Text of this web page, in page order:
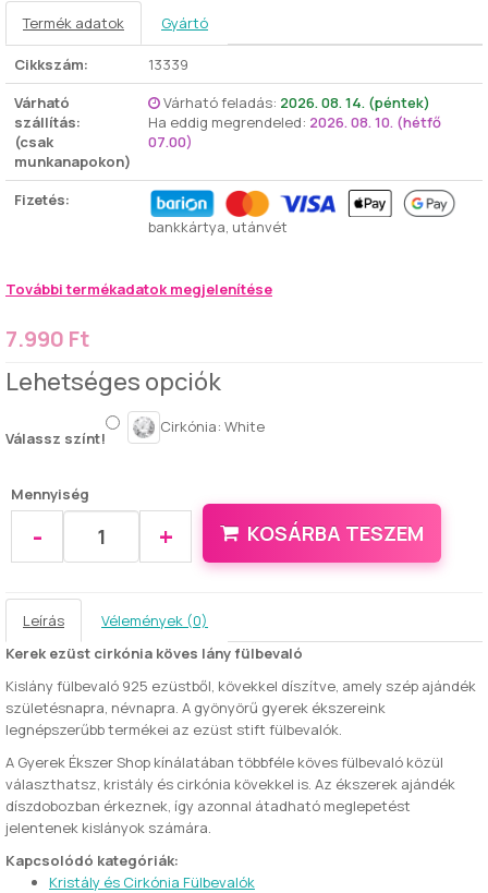
Termék adatok Gyártó
Cikkszám:
13339
Várható
szállítás:
(csak
munkanapokon)
Várható feladás: 2026. 08. 14. (péntek)
Ha eddig megrendeled: 2026. 08. 10. (hétfő
07.00)
Fizetés:
bankkártya, utánvét
További termékadatok megjelenítése
7.990 Ft
Lehetséges opciók
Válassz színt!
Cirkónia: White
Mennyiség
- + KOSÁRBA TESZEM
Leírás
Vélemények (0)
Kerek ezüst cirkónia köves lány fülbevaló
Kislány fülbevaló 925 ezüstből, kövekkel díszítve, amely szép ajándék
születésnapra, névnapra. A gyönyörű gyerek ékszereink
legnépszerűbb termékei az ezüst stift fülbevalók.
A Gyerek Ékszer Shop kínálatában többféle köves fülbevaló közül
választhatsz, kristály és cirkónia kövekkel is. Az ékszerek ajándék
díszdobozban érkeznek, így azonnal átadható meglepetést
jelentenek kislányok számára.
Kapcsolódó kategóriák:
Kristály és Cirkónia Fülbevalók